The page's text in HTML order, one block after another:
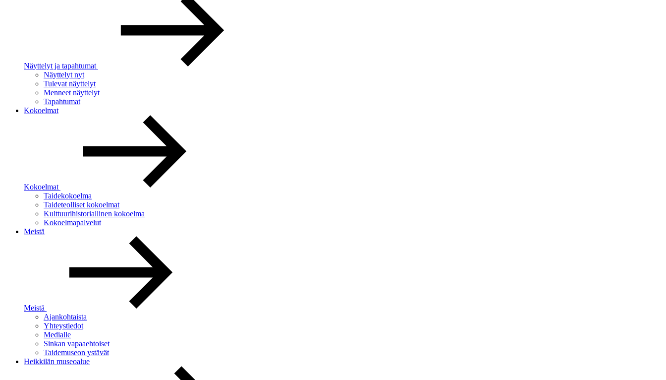
Näyttelyt ja tapahtumat
Näyttelyt nyt
Tulevat näyttelyt
Menneet näyttelyt
Tapahtumat
Kokoelmat
Kokoelmat
Taidekokoelma
Taideteolliset kokoelmat
Kulttuurihistoriallinen kokoelma
Kokoelmapalvelut
Meistä
Meistä
Ajankohtaista
Yhteystiedot
Medialle
Sinkan vapaaehtoiset
Taidemuseon ystävät
Heikkilän museoalue